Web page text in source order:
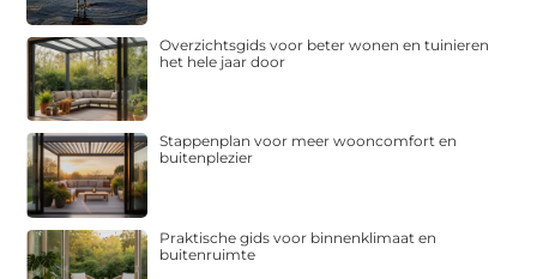
Overzichtsgids voor beter wonen en tuinieren
het hele jaar door
Stappenplan voor meer wooncomfort en
buitenplezier
Praktische gids voor binnenklimaat en
buitenruimte